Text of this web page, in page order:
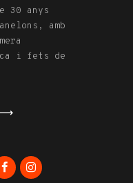
30 anys
amb
i fets de